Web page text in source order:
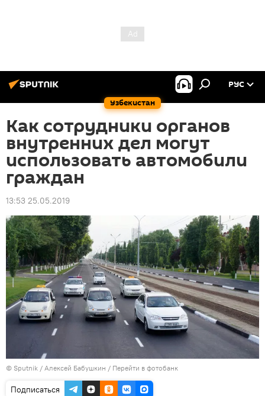
Узбекистан
РУС
Как сотрудники органов
внутренних дел могут
использовать автомобили
граждан
13:53 25.05.2019
© Sputnik / Алексей Бабушкин / Перейти в фотобанк
Подписаться